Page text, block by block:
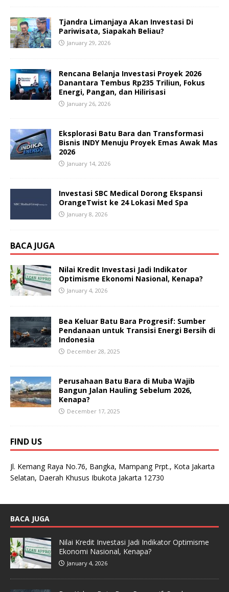
Tjandra Limanjaya Akan Investasi Di
Pariwisata, Siapakah Beliau?
January 29, 2026
Rencana Belanja Investasi Proyek 2026
Danantara Tembus Rp235 Triliun, Fokus
Energi, Pangan, dan Hilirisasi
January 26, 2026
Eksplorasi Batu Bara dan Transformasi
Bisnis INDY Menuju Proyek Emas Awak Mas
2026
January 14, 2026
Investasi SBC Medical Dorong Ekspansi
OrangeTwist ke 24 Lokasi Med Spa
January 8, 2026
BACA JUGA
Nilai Kredit Investasi Jadi Indikator
Optimisme Ekonomi Nasional, Kenapa?
January 4, 2026
Bea Keluar Batu Bara Progresif: Sumber
Pendanaan untuk Transisi Energi Bersih di
Indonesia
December 28, 2025
Perusahaan Batu Bara di Muba Wajib
Bangun Jalan Hauling Sebelum 2026,
Kenapa?
December 17, 2025
FIND US
Jl. Kemang Raya No.76, Bangka, Mampang Prpt., Kota Jakarta
Selatan, Daerah Khusus Ibukota Jakarta 12730
BACA JUGA
Nilai Kredit Investasi Jadi Indikator Optimisme
Ekonomi Nasional, Kenapa?
January 4, 2026